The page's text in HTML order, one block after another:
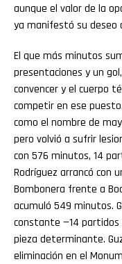
aunque el valor de la
ya manifestó su deseo
El que más minutos
presentaciones y un
convencer y el cuerpo
competir en ese
como el nombre de
pero volvió a sufrir
con 576 minutos, 14
Rodríguez arrancó con
Bombonera frente a
acumuló 549 minutos.
constante —14
pieza determinante.
eliminación en el